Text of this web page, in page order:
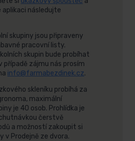
následujte
skupiny jsou připraveny
pracovní listy.
skupin bude probíhat
případě zájmu nás prosím
info@farmabezdinek.cz.
skleníku probíhá za
maximální
je 40 osob. Prohlídka je
čerstvě
a možností zakoupit si
v Prodejně ze dvora.